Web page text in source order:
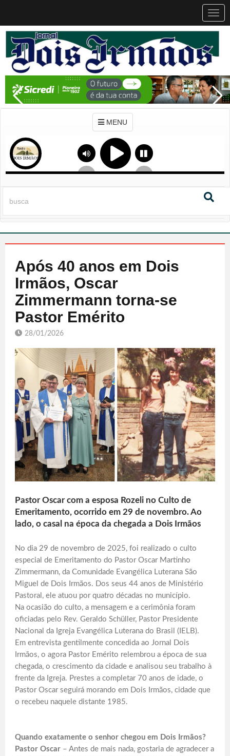
MENU
Após 40 anos em Dois
Irmãos, Oscar
Zimmermann torna-se
Pastor Emérito
28/01/2026
Pastor Oscar com a esposa Rozeli no Culto de
Emeritamento, ocorrido em 29 de novembro. Ao
lado, o casal na época da chegada a Dois Irmãos
No dia 29 de novembro de 2025, foi realizado o culto
especial de Emeritamento do Pastor Oscar Martinho
Zimmermann, da Comunidade Evangélica Luterana São
Miguel de Dois Irmãos. Dos seus 44 anos de Ministério
Pastoral, ele atuou por quatro décadas no município.
Na ocasião do culto, a mensagem e a cerimônia foram
oficiadas pelo Rev. Geraldo Schüller, Pastor Presidente
Nacional da Igreja Evangélica Luterana do Brasil (IELB).
Em entrevista gentilmente concedida ao Jornal Dois
Irmãos, o agora Pastor Emérito relembrou a época de sua
chegada, o crescimento da cidade e analisou seu trabalho à
frente da Igreja. Prestes a completar 70 anos de idade, o
Pastor Oscar seguirá morando em Dois Irmãos, cidade que
o recebeu naquele distante 1985.
Quando exatamente o senhor chegou em Dois Irmãos?
Pastor Oscar – Antes de mais nada, gostaria de agradecer a